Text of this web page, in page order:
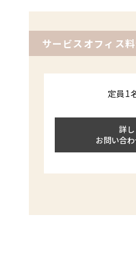
サービスオフィス
定員1
詳
お問い合